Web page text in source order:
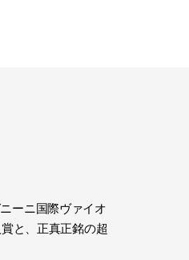
ーニ国際ヴァイオ
と、正真正銘の超